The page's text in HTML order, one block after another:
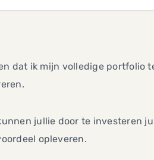
dat ik mijn volledige portfolio
jullie door te investeren
opleveren.